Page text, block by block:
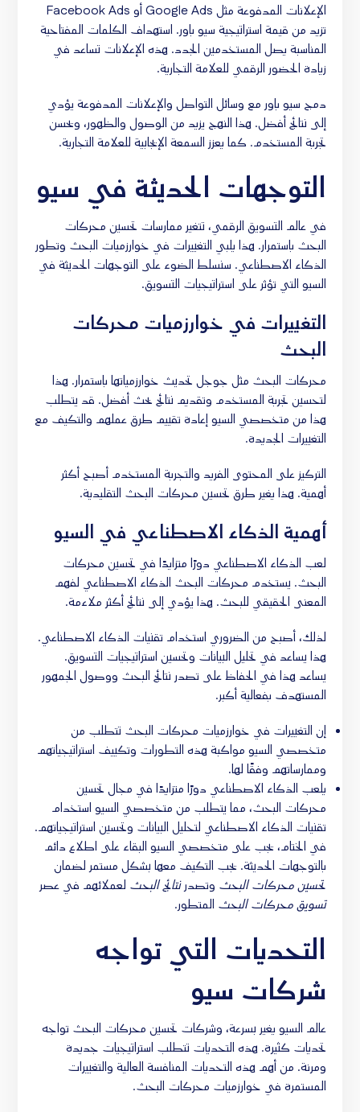
الإعلانات المدفوعة مثل Google Ads أو Facebook Ads
تزيد من قيمة استراتيجية سيو باور. استهداف الكلمات المفتاحية
المناسبة يصل المستخدمين الجدد. هذه الإعلانات تساعد في
زيادة الحضور الرقمي للعلامة التجارية.
دمج سيو باور مع وسائل التواصل والإعلانات المدفوعة يؤدي
إلى نتائج أفضل. هذا النهج يزيد من الوصول والظهور، ويحسن
تجربة المستخدم. كما يعزز السمعة الإيجابية للعلامة التجارية.
التوجهات الحديثة في سيو
في عالم التسويق الرقمي، تتغير ممارسات تحسين محركات
البحث باستمرار. هذا يلبي التغييرات في خوارزميات البحث وتطور
الذكاء الاصطناعي. سنسلط الضوء على التوجهات الحديثة في
السيو التي تؤثر على استراتيجيات التسويق.
التغييرات في خوارزميات محركات
البحث
محركات البحث مثل جوجل تحديث خوارزمياتها باستمرار. هذا
لتحسين تجربة المستخدم وتقديم نتائج بحث أفضل. قد يتطلب
هذا من متخصصي السيو إعادة تقييم طرق عملهم والتكيف مع
التغييرات الجديدة.
التركيز على المحتوى الفريد والتجربة المستخدم أصبح أكثر
أهمية. هذا يغير طرق تحسين محركات البحث التقليدية.
أهمية الذكاء الاصطناعي في السيو
لعب الذكاء الاصطناعي دورًا متزايدًا في تحسين محركات
البحث. يستخدم محركات البحث الذكاء الاصطناعي لفهم
المعنى الحقيقي للبحث. هذا يؤدي إلى نتائج أكثر ملاءمة.
لذلك، أصبح من الضروري استخدام تقنيات الذكاء الاصطناعي.
هذا يساعد في تحليل البيانات وتحسين استراتيجيات التسويق.
يساعد هذا في الحفاظ على تصدر نتائج البحث ووصول الجمهور
المستهدف بفعالية أكبر.
إن التغييرات في خوارزميات محركات البحث تتطلب من
متخصصي السيو مواكبة هذه التطورات وتكييف استراتيجياتهم
وممارساتهم وفقًا لها.
يلعب الذكاء الاصطناعي دورًا متزايدًا في مجال تحسين
محركات البحث، مما يتطلب من متخصصي السيو استخدام
تقنيات الذكاء الاصطناعي لتحليل البيانات وتحسين استراتيجياتهم.
في الختام، يجب على متخصصي السيو البقاء على اطلاع دائم
بالتوجهات الحديثة. يجب التكيف معها بشكل مستمر لضمان
تحسين محركات البحث وتصدرنتائج البحث لعملائهم في عصر
تسويق محركات البحث المتطور.
التحديات التي تواجه
شركات سيو
عالم السيو يغير بسرعة، وشركات تحسين محركات البحث تواجه
تحديات كثيرة. هذه التحديات تتطلب استراتيجيات جديدة
ومرنة. من أهم هذه التحديات المنافسة العالية والتغييرات
المستمرة في خوارزميات محركات البحث.